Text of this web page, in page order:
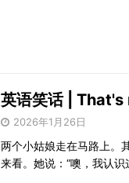
英语笑话 | That's
2026年1月26日
两个小姑娘走在马路上。
来看。她说：“噢，我认